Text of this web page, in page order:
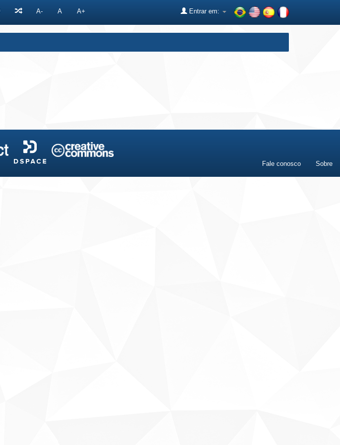
A- A A+ Entrar em:
Fale conosco Sobre